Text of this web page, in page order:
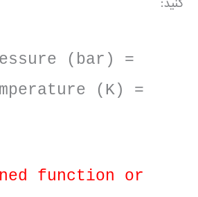
كنيد:
(bar) =
(K) =
function or